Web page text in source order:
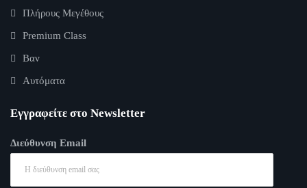
Πλήρους Μεγέθους
Premium Class
Βαν
Αυτόματα
Εγγραφείτε στο Newsletter
Διεύθυνση Email